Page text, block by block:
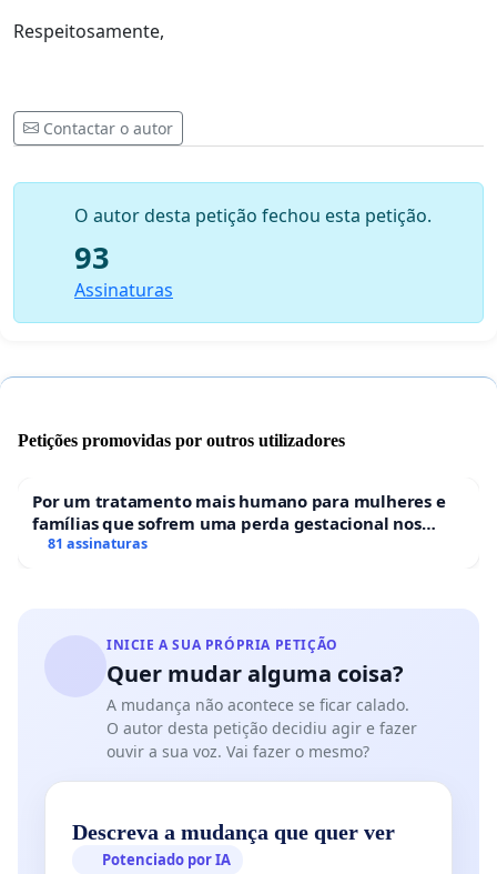
Respeitosamente,
Contactar o autor
O autor desta petição fechou esta petição.
93
Assinaturas
Petições promovidas por outros utilizadores
Por um tratamento mais humano para mulheres e
famílias que sofrem uma perda gestacional nos
hospitais portugueses
81 assinaturas
INICIE A SUA PRÓPRIA PETIÇÃO
Quer mudar alguma coisa?
A mudança não acontece se ficar calado.
O autor desta petição decidiu agir e fazer
ouvir a sua voz. Vai fazer o mesmo?
Descreva a mudança que quer ver
Potenciado por IA